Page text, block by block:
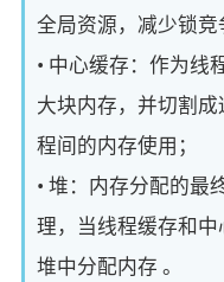
全局资源，减少锁竞
• 中心缓存：作为线
大块内存，并切割
程间的内存使用；
• 堆：内存分配的最
理，当线程缓存和
堆中分配内存 。